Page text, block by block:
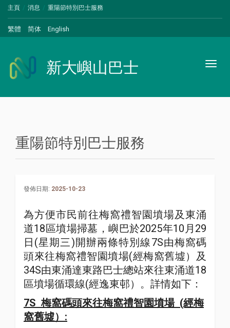
主頁 消息 重陽節特別巴士服務
繁體 简体 English
新大嶼山巴士
重陽節特別巴士服務
發佈日期: 2025-10-23
為方便市民前往梅窩禮智園墳場及東涌
道18區墳場掃墓，嶼巴於2025年10月29
日(星期三)開辦兩條特別線7S由梅窩碼
頭來往梅窩禮智園墳場(經梅窩舊墟）及
34S由東涌達東路巴士總站來往東涌道18
區墳場循環線(經逸東邨）。詳情如下：
7S 梅窩碼頭來往梅窩禮智園墳場 (經梅
窩舊墟）: